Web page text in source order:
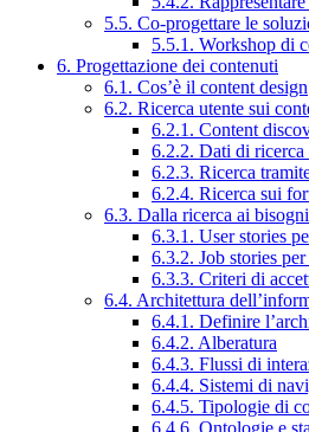
5.5. Co-progettare le
5.5.1. Workshop di
6. Progettazione dei contenuti
6.1. Cos’è il content design
6.2. Ricerca utente sui
6.2.1. Content
6.2.2. Dati di
6.2.3. Ricerca
6.2.4. Ricerca sui
6.3. Dalla ricerca ai
6.3.1. User stories
6.3.2. Job stories
6.3.3. Criteri di
6.4. Architettura
6.4.1. Definire
6.4.2. Alberatura
6.4.3. Flussi di
6.4.4. Sistemi di
6.4.5. Tipologie di
6.4.6. Ontologie e